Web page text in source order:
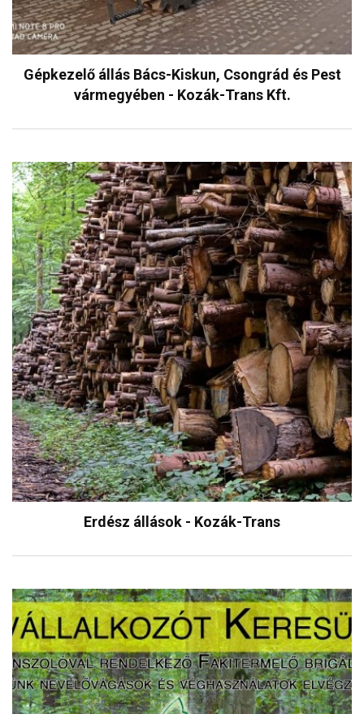
Gépkezelő állás Bács-Kiskun, Csongrád és Pest
vármegyében - Kozák-Trans Kft.
Erdész állások - Kozák-Trans